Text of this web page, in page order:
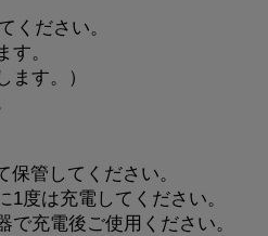
ください。
。
す。）
管してください。
度は充電してください。
充電後ご使用ください。